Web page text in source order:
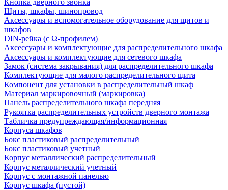
Кнопка дверного звонка
Щиты, шкафы, шинопровод
Аксессуары и вспомогательное оборудование для щитов и
шкафов
DIN-рейка (с Ω-профилем)
Аксессуары и комплектующие для распределительного шкафа
Аксессуары и комплектующие для сетевого шкафа
Замок (система закрывания) для распределительного шкафа
Комплектующие для малого распределительного щита
Компонент для установки в распределительный шкаф
Материал маркировочный (маркировка)
Панель распределительного шкафа передняя
Рукоятка распределительных устройств дверного монтажа
Табличка предупреждающая/информационная
Корпуса шкафов
Бокс пластиковый распределительный
Бокс пластиковый учетный
Корпус металлический распределительный
Корпус металлический учетный
Корпус с монтажной панелью
Корпус шкафа (пустой)